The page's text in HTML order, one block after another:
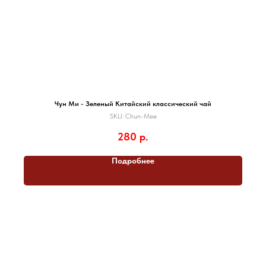
Чун Ми - Зеленый Китайский классический чай
SKU: Chun-Mee
280 р.
Подробнее